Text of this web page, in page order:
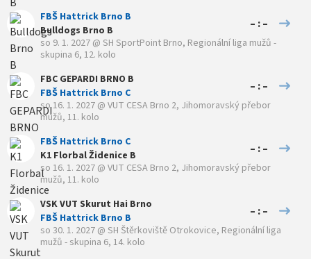
FBŠ Hattrick Brno B
Bulldogs Brno B
– : –
so 9. 1. 2027 @ SH SportPoint Brno, Regionální liga mužů -
skupina 6, 12. kolo
FBC GEPARDI BRNO B
FBŠ Hattrick Brno C
– : –
so 16. 1. 2027 @ VUT CESA Brno 2, Jihomoravský přebor
mužů, 11. kolo
FBŠ Hattrick Brno C
K1 Florbal Židenice B
– : –
so 16. 1. 2027 @ VUT CESA Brno 2, Jihomoravský přebor
mužů, 11. kolo
VSK VUT Skurut Hai Brno
FBŠ Hattrick Brno B
– : –
so 30. 1. 2027 @ SH Štěrkoviště Otrokovice, Regionální liga
mužů - skupina 6, 14. kolo